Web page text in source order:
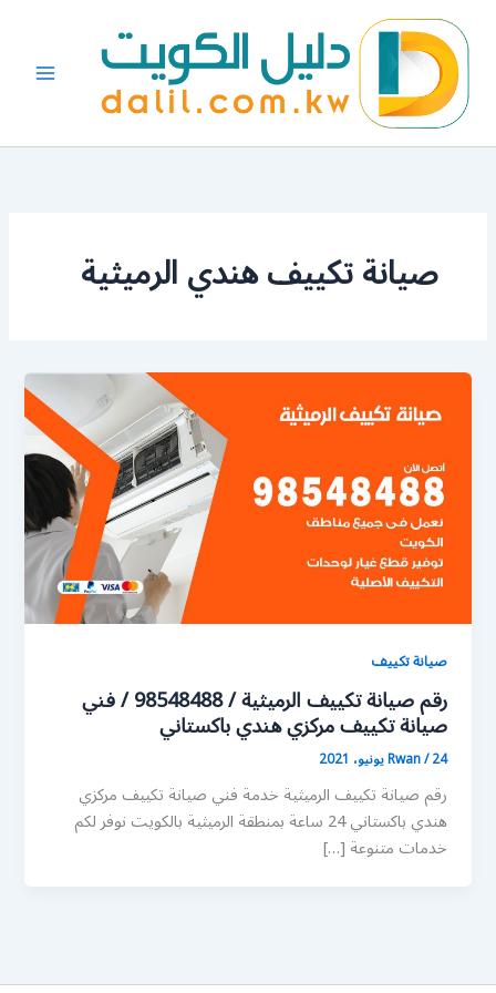
المحتوى
صيانة تكييف هندي الرميثية
صيانة تكييف
رقم صيانة تكييف الرميثية / 98548488 / فني
صيانة تكييف مركزي هندي باكستاني
Rwan/24 يونيو، 2021
رقم صيانة تكييف الرميثية خدمة فني صيانة تكييف مركزي
هندي باكستاني 24 ساعة بمنطقة الرميثية بالكويت نوفر لكم
خدمات متنوعة […]